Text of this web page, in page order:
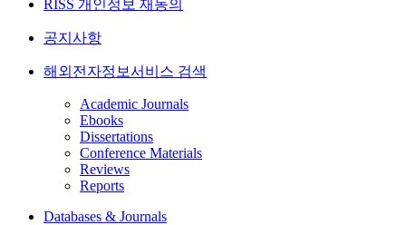
RISS 개인정보 재동의
공지사항
해외전자정보서비스 검색
Academic Journals
Ebooks
Dissertations
Conference Materials
Reviews
Reports
Databases & Journals